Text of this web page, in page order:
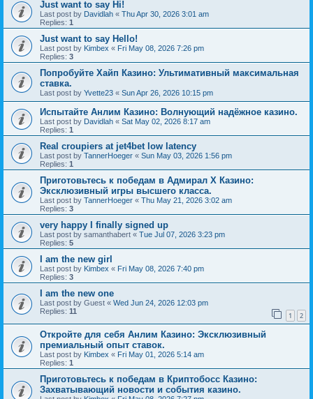
Just want to say Hi!
Last post by Davidlah « Thu Apr 30, 2026 3:01 am
Replies: 1
Just want to say Hello!
Last post by Kimbex « Fri May 08, 2026 7:26 pm
Replies: 3
Попробуйте Хайп Казино: Ультимативный максимальная
ставка.
Last post by Yvette23 « Sun Apr 26, 2026 10:15 pm
Испытайте Анлим Казино: Волнующий надёжное казино.
Last post by Davidlah « Sat May 02, 2026 8:17 am
Replies: 1
Real croupiers at jet4bet low latency
Last post by TannerHoeger « Sun May 03, 2026 1:56 pm
Replies: 1
Приготовьтесь к победам в Адмирал Х Казино:
Эксклюзивный игры высшего класса.
Last post by TannerHoeger « Thu May 21, 2026 3:02 am
Replies: 3
very happy I finally signed up
Last post by samanthabert « Tue Jul 07, 2026 3:23 pm
Replies: 5
I am the new girl
Last post by Kimbex « Fri May 08, 2026 7:40 pm
Replies: 3
I am the new one
Last post by Guest « Wed Jun 24, 2026 12:03 pm
Replies: 11 1 2
Откройте для себя Анлим Казино: Эксклюзивный
премиальный опыт ставок.
Last post by Kimbex « Fri May 01, 2026 5:14 am
Replies: 1
Приготовьтесь к победам в Криптобосс Казино:
Захватывающий новости и события казино.